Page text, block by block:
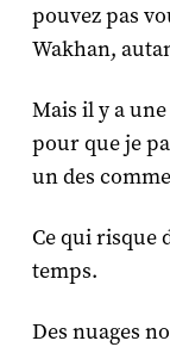
pouvez pas
Wakhan,
Mais il y a
pour que je
un des
Ce qui risque
temps.
Des nuages